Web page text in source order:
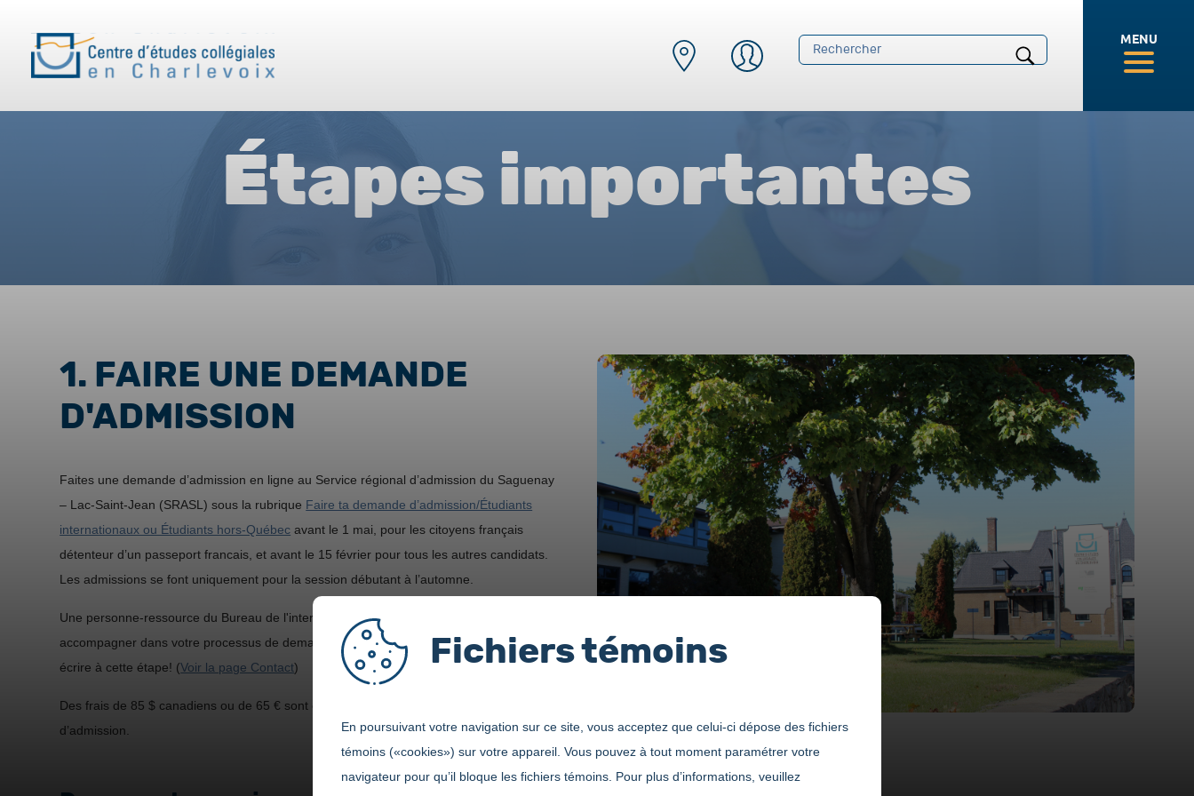
MENU
Étapes importantes
1. FAIRE UNE DEMANDE
D'ADMISSION
Faites une demande d’admission en ligne au Service régional d’admission du Saguenay
– Lac-Saint-Jean (SRASL) sous la rubrique Faire ta demande d’admission/Étudiants
internationaux ou Étudiants hors-Québec avant le 1 mai, pour les citoyens français
détenteur d’un passeport francais, et avant le 15 février pour tous les autres candidats.
Les admissions se font uniquement pour la session débutant à l’automne.
Une personne-ressource du Bureau de l'international du Cégep de Jonquière peut vous
accompagner dans votre processus de demande d’admission. N’hésitez pas à lui
écrire à cette étape! (Voir la page Contact)
Des frais de 85 $ canadiens ou de 65 € sont exigés pour faire une demande
d’admission.
Fichiers témoins
En poursuivant votre navigation sur ce site, vous acceptez que celui-ci dépose des fichiers
témoins («cookies») sur votre appareil. Vous pouvez à tout moment paramétrer votre
navigateur pour qu’il bloque les fichiers témoins. Pour plus d’informations, veuillez